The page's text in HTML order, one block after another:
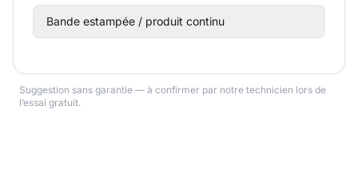
Bande estampée / produit continu
Suggestion sans garantie — à confirmer par notre technicien lors de
l’essai gratuit.